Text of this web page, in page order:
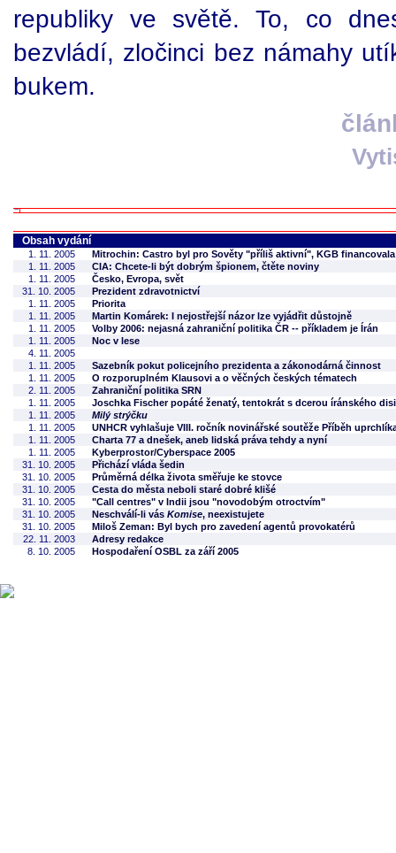
republiky ve světě. To, co
bezvládí, zločinci bez námahy
bukem.
Obsah vydání
1. 11. 2005
Mitrochin: Castro byl pro Sověty "příliš aktivní", KGB
1. 11. 2005
CIA: Chcete-li být dobrým špionem, čtěte noviny
1. 11. 2005
Česko, Evropa, svět
31. 10. 2005
Prezident zdravotnictví
1. 11. 2005
Priorita
1. 11. 2005
Martin Komárek: I nejostřejší názor lze vyjádřit důstojně
1. 11. 2005
Volby 2006: nejasná zahraniční politika ČR -- příkladem je Írán
1. 11. 2005
Noc v lese
4. 11. 2005
1. 11. 2005
Sazebník pokut policejního prezidenta a zákonodárná činnost
1. 11. 2005
O rozporuplném Klausovi a o věčných českých tématech
2. 11. 2005
Zahraniční politika SRN
1. 11. 2005
Joschka Fischer popáté ženatý, tentokrát s dcerou íránského
1. 11. 2005
Milý strýčku
1. 11. 2005
UNHCR vyhlašuje VIII. ročník novinářské soutěže Příběh
1. 11. 2005
Charta 77 a dnešek, aneb lidská práva tehdy a nyní
1. 11. 2005
Kyberprostor/Cyberspace 2005
31. 10. 2005
Přichází vláda šedin
31. 10. 2005
Průměrná délka života směřuje ke stovce
31. 10. 2005
Cesta do města neboli staré dobré klišé
31. 10. 2005
"Call centres" v Indii jsou "novodobým otroctvím"
31. 10. 2005
Neschválí-li vás Komise, neexistujete
31. 10. 2005
Miloš Zeman: Byl bych pro zavedení agentů provokatérů
22. 11. 2003
Adresy redakce
8. 10. 2005
Hospodaření OSBL za září 2005